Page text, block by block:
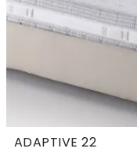
ADAPTIVE 22